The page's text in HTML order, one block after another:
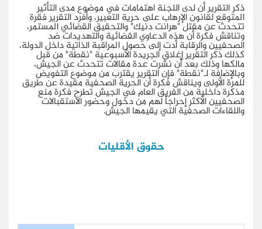
ذكر التقرير أن لدى اللجنة اهتمامات في موضوع مدى التأثير
المتوقع لقانون الإرهاب على حرية التعبير، وأفرد التقرير فقرة
تتحدث عن مقتل "هرانت دنيك" والتحقيق القضائي المستمر،
وتناقش فكرة أن هذه الدعاوي القضائية والتهديدات ضد
الصحفيين والرقابة أدت إلى حصول المراقبة الذاتية داخل الدولة،
كذلك ذكر التقرير إغلاق الجريدة الأسبوعية "نقطة" من قبل
مالكها وذلك بعد أن نشرت عدة مقالات تتحدث عن الجيش،
وبالإضافة لـ"نقطة" فإن التقرير يقترب من موضوع التفويض
للمرة الأولى ويناقش فكرة أن الحرية الصحفية مقيدة عن طريق
مذكرة داخلية من الفريق العام في الجيش تطرح فكرة منع
الصحفيين الأكثر إحراجاً لهم من دخول وحضور الاستقبالات
واللقاءات الصحفية التي يقيمها الجيش.
حقوق الأقليات